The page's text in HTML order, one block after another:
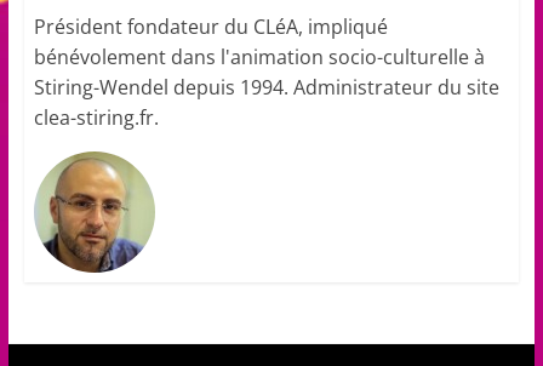
Président fondateur du CLéA, impliqué
bénévolement dans l'animation socio-culturelle à
Stiring-Wendel depuis 1994. Administrateur du site
clea-stiring.fr.